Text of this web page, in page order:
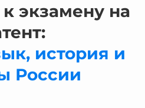
экзамену на
история и
России